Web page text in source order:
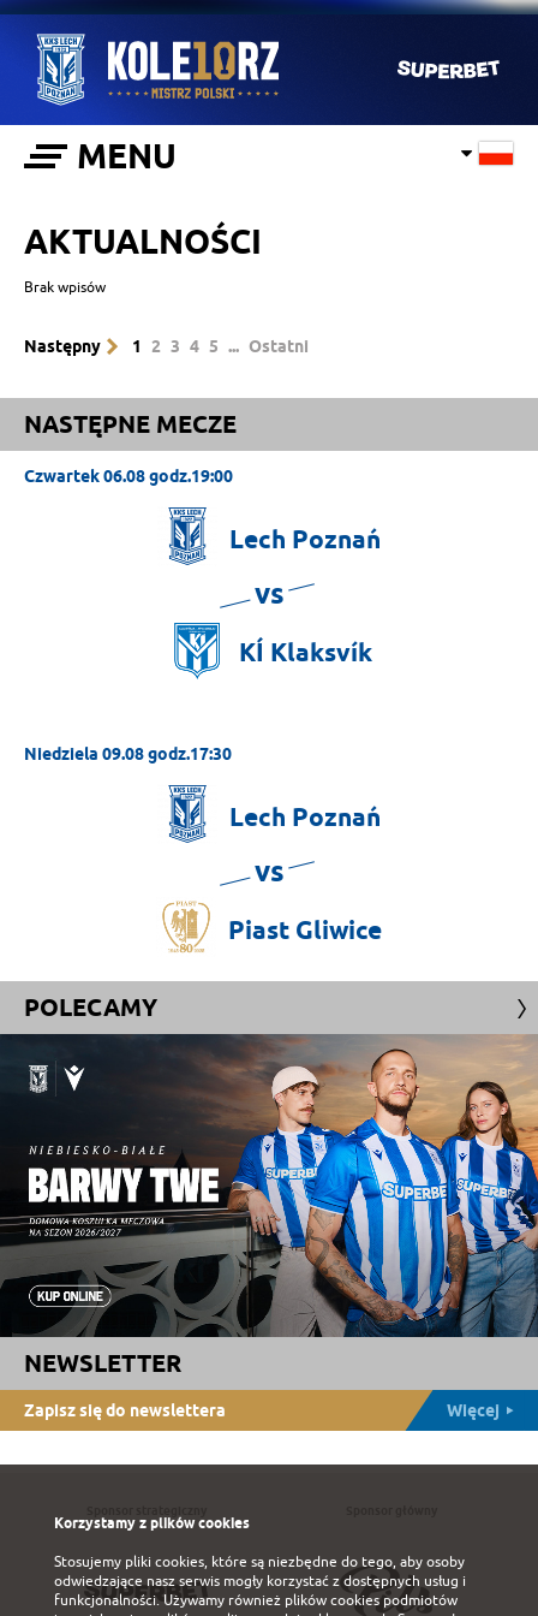
MENU
AKTUALNOŚCI
Brak wpisów
Następny 1 2 3 4 5 ... Ostatni
NASTĘPNE MECZE
Czwartek 06.08 godz.19:00
Lech Poznań
vs
KÍ Klaksvík
Niedziela 09.08 godz.17:30
Lech Poznań
vs
Piast Gliwice
POLECAMY
NEWSLETTER
Zapisz się do newslettera Więcej
Korzystamy z plików cookies
Stosujemy pliki cookies, które są niezbędne do tego, aby osoby
odwiedzające nasz serwis mogły korzystać z dostępnych usług i
funkcjonalności. Używamy również plików cookies podmiotów